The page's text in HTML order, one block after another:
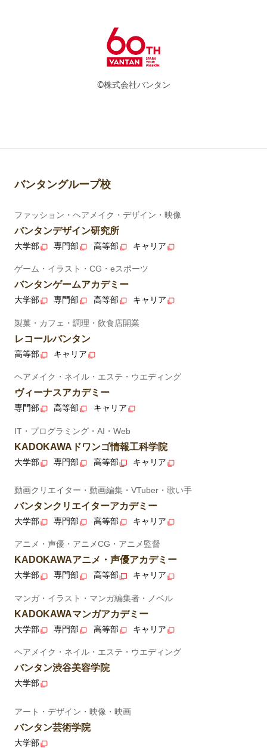
©株式会社バンタン
バンタングループ校
ファッション・ヘアメイク・デザイン・映像
バンタンデザイン研究所
大学部 専門部 高等部 キャリア
ゲーム・イラスト・CG・eスポーツ
バンタンゲームアカデミー
大学部 専門部 高等部 キャリア
製菓・カフェ・調理・飲食店開業
レコールバンタン
高等部 キャリア
ヘアメイク・ネイル・エステ・ウエディング
ヴィーナスアカデミー
専門部 高等部 キャリア
IT・プログラミング・AI・Web
KADOKAWAドワンゴ情報工科学院
大学部 専門部 高等部 キャリア
動画クリエイター・動画編集・VTuber・歌い手
バンタンクリエイターアカデミー
大学部 専門部 高等部 キャリア
アニメ・声優・アニメCG・アニメ監督
KADOKAWAアニメ・声優アカデミー
大学部 専門部 高等部 キャリア
マンガ・イラスト・マンガ編集者・ノベル
KADOKAWAマンガアカデミー
大学部 専門部 高等部 キャリア
ヘアメイク・ネイル・エステ・ウエディング
バンタン渋谷美容学院
大学部
アート・デザイン・映像・映画
バンタン芸術学院
大学部